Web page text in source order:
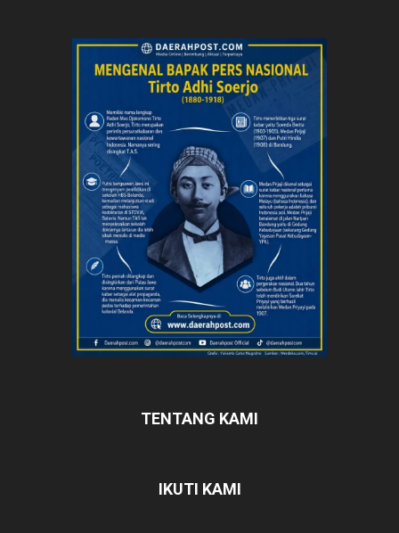
TENTANG KAMI
IKUTI KAMI